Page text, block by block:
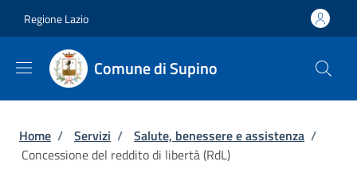
Regione Lazio
Comune di Supino
Briciole di pane
Home / Servizi / Salute, benessere e assistenza /
Concessione del reddito di libertà (RdL)